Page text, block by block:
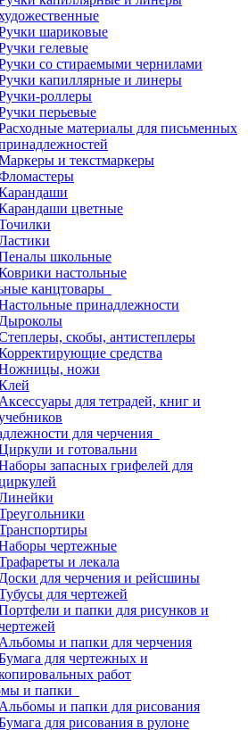
шариковые
гелевые
со стираемыми чернилами
капиллярные и линеры
роллеры
перьевые
материалы для письменных
и текстмаркеры
цветные
школьные
настольные
канцтовары
принадлежности
Дыроколы
скобы, антистеплеры
средства
ножи
Аксессуары для тетрадей, книг и
для черчения
и готовальни
запасных грифелей для
чертежные
и лекала
Доски для черчения и рейсшины
для чертежей
и папки для рисунков и
Альбомы и папки для черчения
для чертежных и
работ
и папки
Альбомы и папки для рисования
для рисования в рулоне